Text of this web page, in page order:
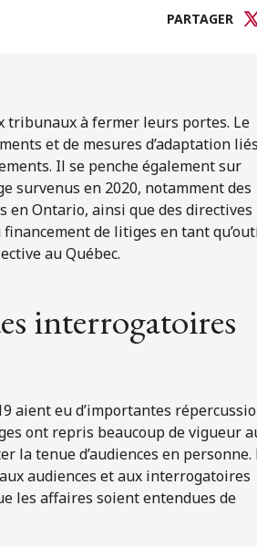
PARTAGER
tribunaux à fermer leurs portes. Le
et de mesures d’adaptation
Il se penche également sur
survenus en 2020, notamment des
en Ontario, ainsi que des directives
de litiges en tant
au Québec.
interrogatoires
aient eu d’importantes
ont repris beaucoup de vigueur
la tenue d’audiences en personne.
audiences et aux interrogatoires
les affaires soient entendues de